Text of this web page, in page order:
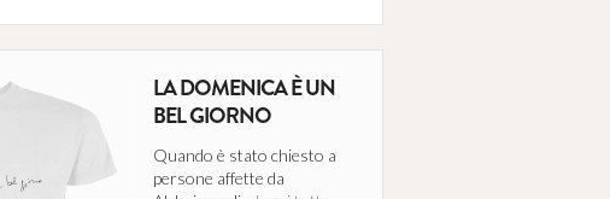
LA DOMENICA È UN
BEL GIORNO
Quando è stato chiesto a
persone affette da